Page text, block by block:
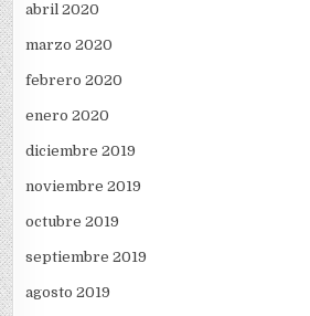
abril 2020
marzo 2020
febrero 2020
enero 2020
diciembre 2019
noviembre 2019
octubre 2019
septiembre 2019
agosto 2019